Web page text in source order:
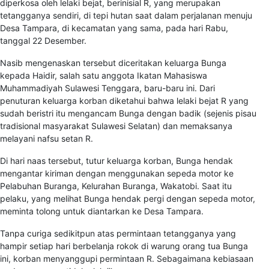
diperkosa oleh lelaki bejat, berinisial R, yang merupakan
tetangganya sendiri, di tepi hutan saat dalam perjalanan menuju
Desa Tampara, di kecamatan yang sama, pada hari Rabu,
tanggal 22 Desember.
Nasib mengenaskan tersebut diceritakan keluarga Bunga
kepada Haidir, salah satu anggota Ikatan Mahasiswa
Muhammadiyah Sulawesi Tenggara, baru-baru ini. Dari
penuturan keluarga korban diketahui bahwa lelaki bejat R yang
sudah beristri itu mengancam Bunga dengan badik (sejenis pisau
tradisional masyarakat Sulawesi Selatan) dan memaksanya
melayani nafsu setan R.
Di hari naas tersebut, tutur keluarga korban, Bunga hendak
mengantar kiriman dengan menggunakan sepeda motor ke
Pelabuhan Buranga, Kelurahan Buranga, Wakatobi. Saat itu
pelaku, yang melihat Bunga hendak pergi dengan sepeda motor,
meminta tolong untuk diantarkan ke Desa Tampara.
Tanpa curiga sedikitpun atas permintaan tetangganya yang
hampir setiap hari berbelanja rokok di warung orang tua Bunga
ini, korban menyanggupi permintaan R. Sebagaimana kebiasaan